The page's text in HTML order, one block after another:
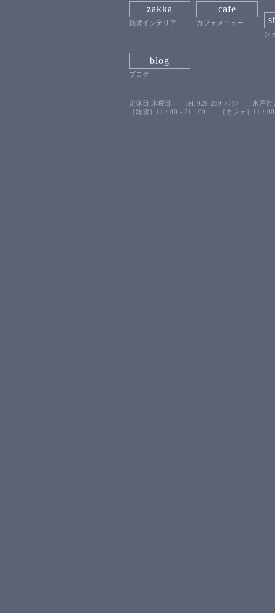
zakka
雑貨インテリア
cafe
カフェメニュー
シ
blog
ブログ
定休日.水曜日 Tel. 029-259-7717 水戸市
［雑貨］11：00～21：00 ［カフェ］11：00